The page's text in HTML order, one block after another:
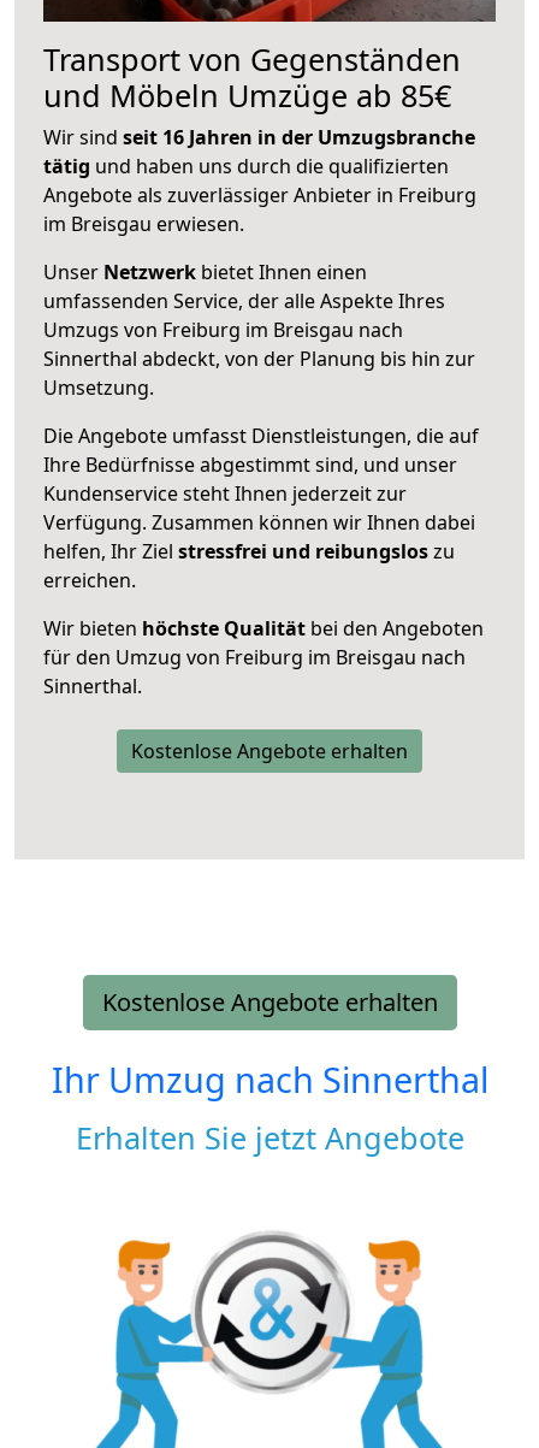
Transport von Gegenständen
und Möbeln Umzüge ab 85€
Wir sind seit 16 Jahren in der Umzugsbranche
tätig und haben uns durch die qualifizierten
Angebote als zuverlässiger Anbieter in Freiburg
im Breisgau erwiesen.
Unser Netzwerk bietet Ihnen einen
umfassenden Service, der alle Aspekte Ihres
Umzugs von Freiburg im Breisgau nach
Sinnerthal abdeckt, von der Planung bis hin zur
Umsetzung.
Die Angebote umfasst Dienstleistungen, die auf
Ihre Bedürfnisse abgestimmt sind, und unser
Kundenservice steht Ihnen jederzeit zur
Verfügung. Zusammen können wir Ihnen dabei
helfen, Ihr Ziel stressfrei und reibungsloszu
erreichen.
Wir bieten höchste Qualität bei den Angeboten
für den Umzug von Freiburg im Breisgau nach
Sinnerthal.
Kostenlose Angebote erhalten
Kostenlose Angebote erhalten
Ihr Umzug nach Sinnerthal
Erhalten Sie jetzt Angebote